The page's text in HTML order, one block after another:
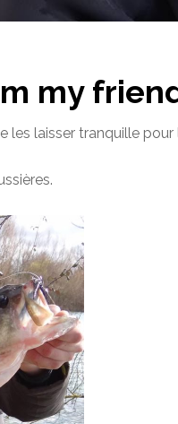
my
les laisser tranquille